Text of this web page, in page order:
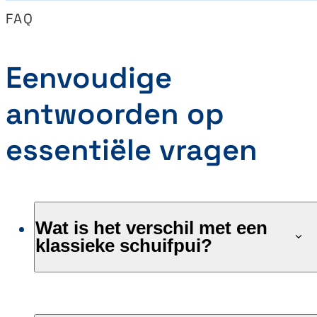
FAQ
Eenvoudige
antwoorden op
essentiële vragen
Wat is het verschil met een
klassieke schuifpui?